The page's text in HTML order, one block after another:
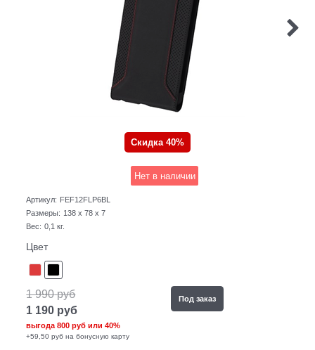
Скидка 40%
Нет в наличии
Артикул: FEF12FLP6BL
Размеры: 138 x 78 x 7
Вес: 0,1 кг.
Цвет
1 990 руб
1 190 руб
выгода800 руб или40%
+59,50 руб на бонусную карту
Под заказ